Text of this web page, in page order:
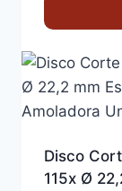
Disco
115x Ø